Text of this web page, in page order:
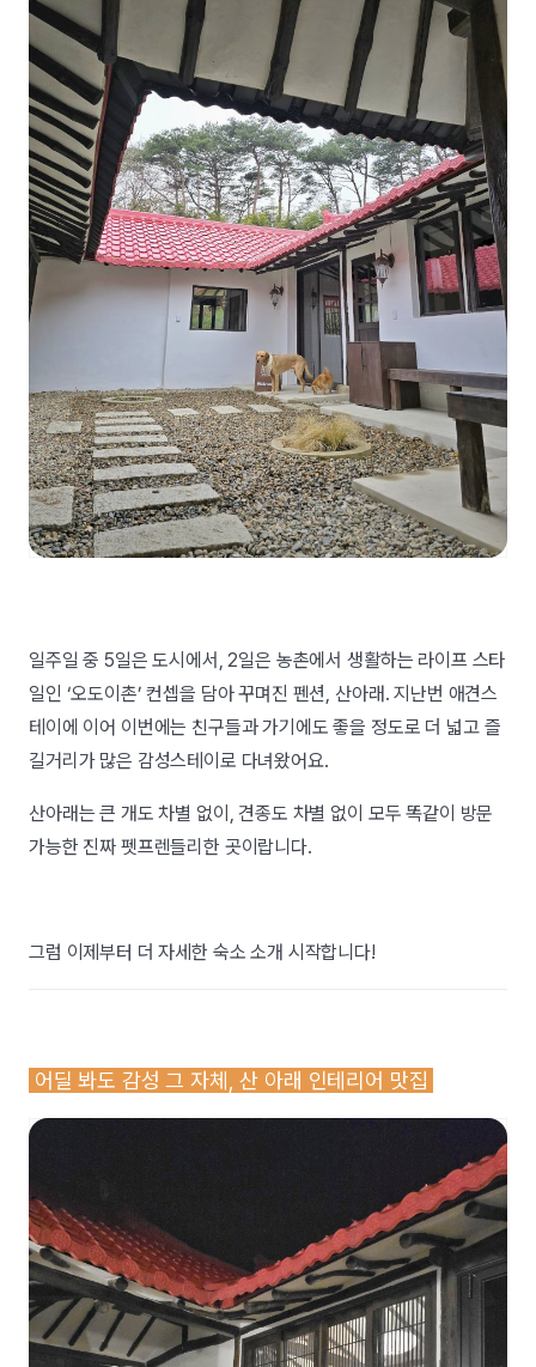
일주일 중 5일은 도시에서, 2일은 농촌에서 생활하는 라이프 스타
일인 ‘오도이촌’ 컨셉을 담아 꾸며진 펜션, 산아래. 지난번 애견스
테이에 이어 이번에는 친구들과 가기에도 좋을 정도로 더 넓고 즐
길거리가 많은 감성스테이로 다녀왔어요.
산아래는 큰 개도 차별 없이, 견종도 차별 없이 모두 똑같이 방문
가능한 진짜 펫프렌들리한 곳이랍니다.
그럼 이제부터 더 자세한 숙소 소개 시작합니다!
어딜 봐도 감성 그 자체, 산 아래 인테리어 맛집